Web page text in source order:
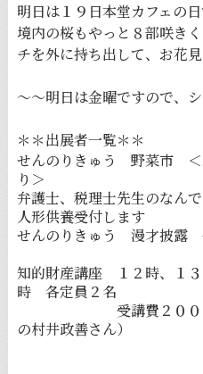
明日は１９日本堂カフェの日
境内の桜もやっと８部咲き
チを外に持ち出して、お花見
〜〜明日は金曜ですので、
＊＊出展者一覧＊＊
せんのりきゅう 野菜市 ＜
り＞
弁護士、税理士先生のなんで
人形供養受付します
せんのりきゅう 漫才披露
知的財産講座 １２時、１
時 各定員２名
受講費２０００
の村井政善さん）